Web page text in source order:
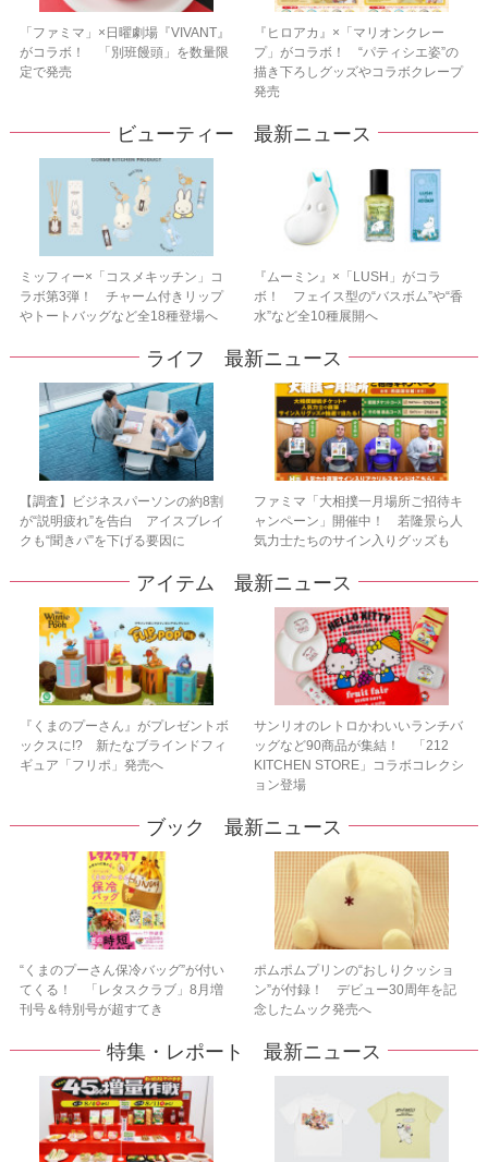
「ファミマ」×日曜劇場『VIVANT』
がコラボ！ 「別班饅頭」を数量限
定で発売
『ヒロアカ』×「マリオンクレー
プ」がコラボ！ “パティシエ姿”の
描き下ろしグッズやコラボクレープ
発売
ビューティー 最新ニュース
ミッフィー×「コスメキッチン」コ
ラボ第3弾！ チャーム付きリップ
やトートバッグなど全18種登場へ
『ムーミン』×「LUSH」がコラ
ボ！ フェイス型の“バスボム”や“香
水”など全10種展開へ
ライフ 最新ニュース
【調査】ビジネスパーソンの約8割
が“説明疲れ”を告白 アイスブレイ
クも“聞きパ”を下げる要因に
ファミマ「大相撲一月場所ご招待キ
ャンペーン」開催中！ 若隆景ら人
気力士たちのサイン入りグッズも
アイテム 最新ニュース
『くまのプーさん』がプレゼントボ
ックスに!? 新たなブラインドフィ
ギュア「フリポ」発売へ
サンリオのレトロかわいいランチバ
ッグなど90商品が集結！ 「212
KITCHEN STORE」コラボコレクシ
ョン登場
ブック 最新ニュース
“くまのプーさん保冷バッグ”が付い
てくる！ 「レタスクラブ」8月増
刊号＆特別号が超すてき
ポムポムプリンの“おしりクッショ
ン”が付録！ デビュー30周年を記
念したムック発売へ
特集・レポート 最新ニュース